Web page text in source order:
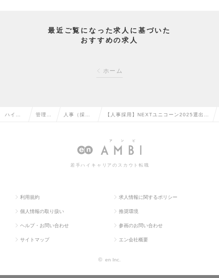
最近ご覧になった求人に基づいた
おすすめの求人
ホーム
ハイク 管理部 人事（採
ど）の転職
【人事採用】NEXTユニコーン2025選出！
を募集！の求人情報
若手ハイキャリアのスカウト転職
利用規約 求人情報に関するポリシー
個人情報の取り扱い 推奨環境
ヘルプ・お問い合わせ 参画のお問い合わせ
サイトマップ エン会社概要
© en Inc.